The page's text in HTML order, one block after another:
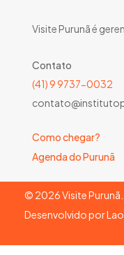
Visite Purunã é
Contato
(41) 9 9737-0032
Como chegar?
Agenda do Purunã
© 2026Visite
Desenvolvido por